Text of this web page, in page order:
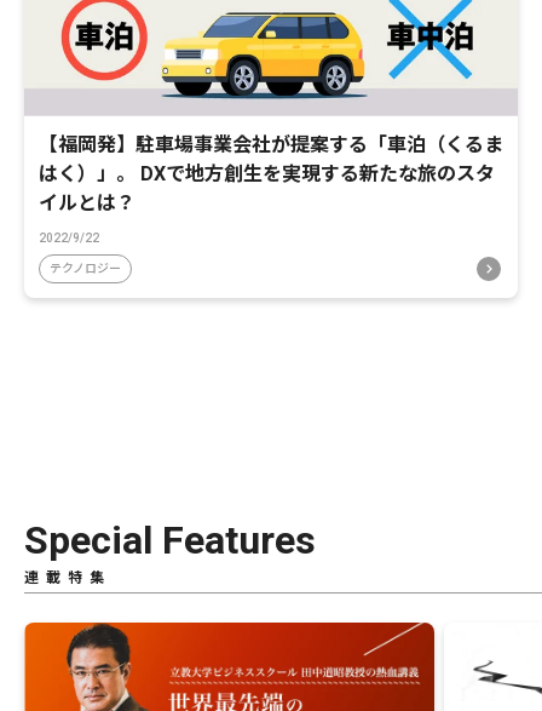
【福岡発】駐車場事業会社が提案する「車泊（くるま
はく）」。 DXで地方創生を実現する新たな旅のスタ
イルとは？
2022/9/22
テクノロジー
Special Features
連載特集